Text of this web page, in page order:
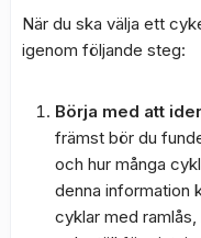
När du ska välja ett
igenom följande steg:
Börja med att
främst bör du
och hur många
denna information
cyklar med